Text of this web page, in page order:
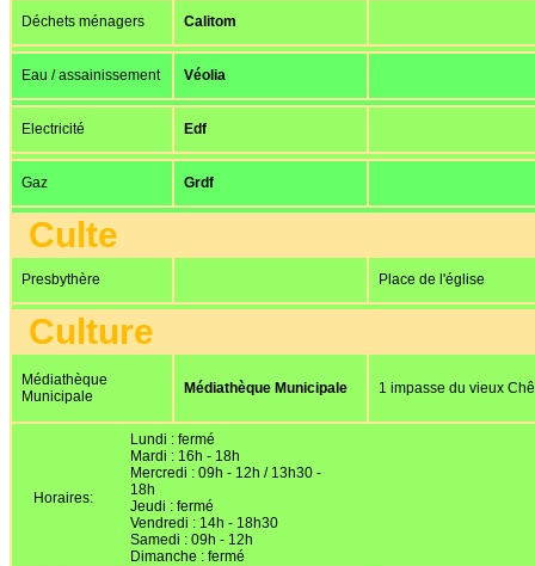
Déchets ménagers Calitom
Eau / assainissement Véolia
Electricité Edf
Gaz Grdf
Culte
Presbythère Place de l'église
Culture
Médiathèque
Municipale
Médiathèque Municipale 1 impasse du vieux
Horaires:
Lundi : fermé
Mardi : 16h - 18h
Mercredi : 09h - 12h / 13h30 -
18h
Jeudi : fermé
Vendredi : 14h - 18h30
Samedi : 09h - 12h
Dimanche : fermé